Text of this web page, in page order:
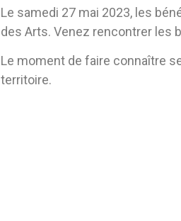
Le samedi 27 mai 2023, les
des Arts. Venez rencontrer les
Le moment de faire connaître
territoire.